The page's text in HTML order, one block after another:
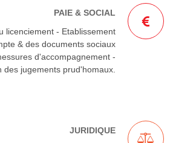
PAIE & SOCIAL
licenciement - Etablissement
& des documents sociaux
d'accompagnement -
des jugements prud'homaux.
JURIDIQUE